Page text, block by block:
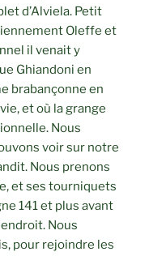
d’Alviela. Petit
Oleffe et
il venait y
Ghiandoni en
brabançonne en
et où la grange
Nous
voir sur notre
Nous prenons
et ses tourniquets
141 et plus avant
Nous
pour rejoindre les